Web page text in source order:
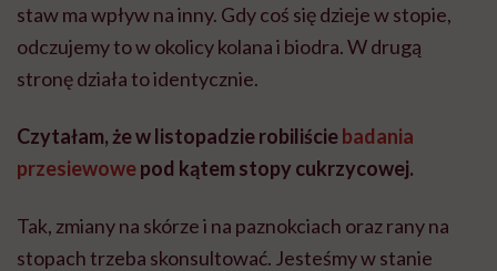
staw ma wpływ na inny. Gdy coś się dzieje w stopie,
odczujemy to w okolicy kolana i biodra. W drugą
stronę działa to identycznie.
Czytałam, że w listopadzie robiliściebadania
przesiewowepod kątem stopy cukrzycowej.
Tak, zmiany na skórze i na paznokciach oraz rany na
stopach trzeba skonsultować. Jesteśmy w stanie